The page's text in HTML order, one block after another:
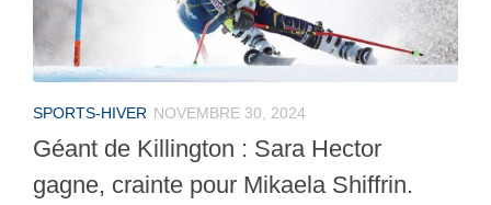
SPORTS-HIVER NOVEMBRE 30, 2024
Géant de Killington : Sara Hector
gagne, crainte pour Mikaela Shiffrin.